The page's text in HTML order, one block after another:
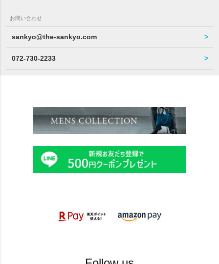
お問い合わせ
sankyo@the-sankyo.com
072-730-2233